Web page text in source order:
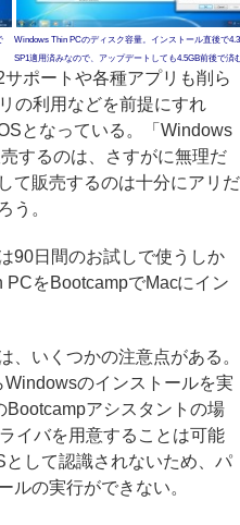
Windows Thin PCのディスク容量。インストール直後で
SP1適用済みなので、アップデートしても4.5GB前後で済
ポートや各種アプリも削ら
の利用などを前提にすれ
となっている。「Windows
するのは、さすがに無理だ
て販売するのは十分にアリだ
う。
90日間のお試しで使うしか
をBootcampでMacにイン
いくつかの注意点がある。
のインストールを実
アシスタントの場
イバを用意することは可能
して認識されないため、パ
ルの実行ができない。